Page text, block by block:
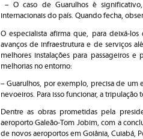
– O caso de Guarulhos é
internacionais do país. Quando fecha,
O especialista afirma que, para deixá-
avanços de infraestrutura e de serviços
melhores instalações para passageiros e
melhorias no entorno:
– Guarulhos, por exemplo, precisa de
nevoeiros. Para isso funcionar, a tripulação
Dentre as obras prometidas pela
aeroporto Galeão-Tom Jobim, com a
de novos aeroportos em Goiânia, Cuiabá,